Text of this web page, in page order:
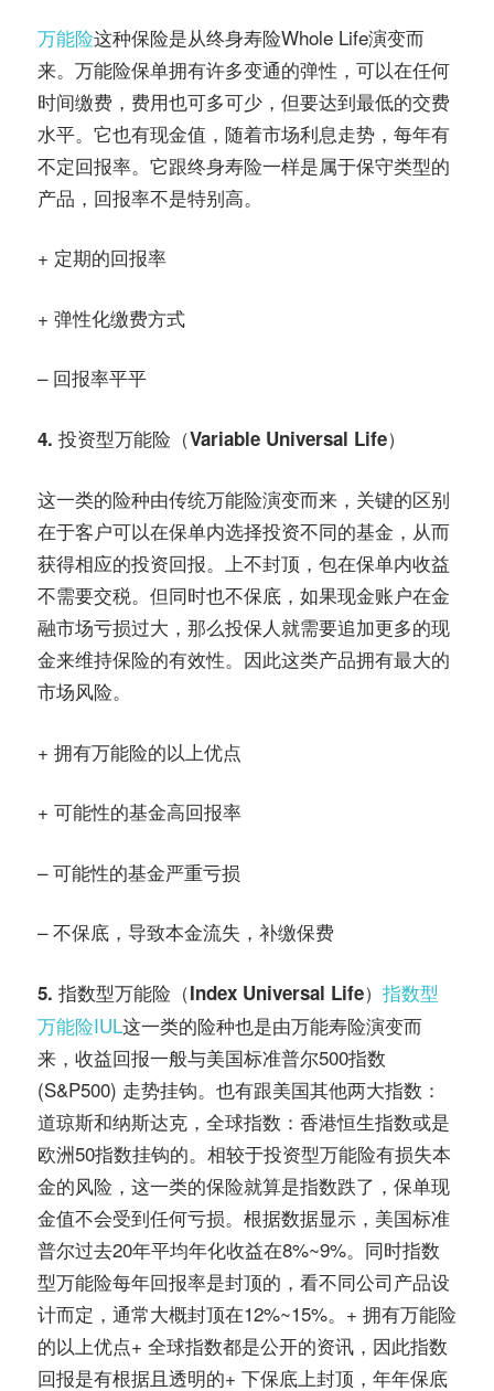
万能险这种保险是从终身寿险Whole Life演变而
来。万能险保单拥有许多变通的弹性，可以在任何
时间缴费，费用也可多可少，但要达到最低的交费
水平。它也有现金值，随着市场利息走势，每年有
不定回报率。它跟终身寿险一样是属于保守类型的
产品，回报率不是特别高。
+ 定期的回报率
+ 弹性化缴费方式
– 回报率平平
4. 投资型万能险（Variable Universal Life）
这一类的险种由传统万能险演变而来，关键的区别
在于客户可以在保单内选择投资不同的基金，从而
获得相应的投资回报。上不封顶，包在保单内收益
不需要交税。但同时也不保底，如果现金账户在金
融市场亏损过大，那么投保人就需要追加更多的现
金来维持保险的有效性。因此这类产品拥有最大的
市场风险。
+ 拥有万能险的以上优点
+ 可能性的基金高回报率
– 可能性的基金严重亏损
– 不保底，导致本金流失，补缴保费
5. 指数型万能险（Index Universal Life） 指数型
万能险IUL这一类的险种也是由万能寿险演变而
来，收益回报一般与美国标准普尔500指数
(S&P500) 走势挂钩。也有跟美国其他两大指数：
道琼斯和纳斯达克，全球指数：香港恒生指数或是
欧洲50指数挂钩的。相较于投资型万能险有损失本
金的风险，这一类的保险就算是指数跌了，保单现
金值不会受到任何亏损。根据数据显示，美国标准
普尔过去20年平均年化收益在8%~9%。同时指数
型万能险每年回报率是封顶的，看不同公司产品设
计而定，通常大概封顶在12%~15%。+ 拥有万能险
的以上优点+ 全球指数都是公开的资讯，因此指数
回报是有根据且透明的+ 下保底上封顶，年年保底